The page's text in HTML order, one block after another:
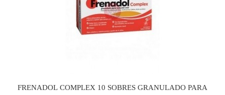
FRENADOL COMPLEX 10 SOBRES GRANULADO PARA